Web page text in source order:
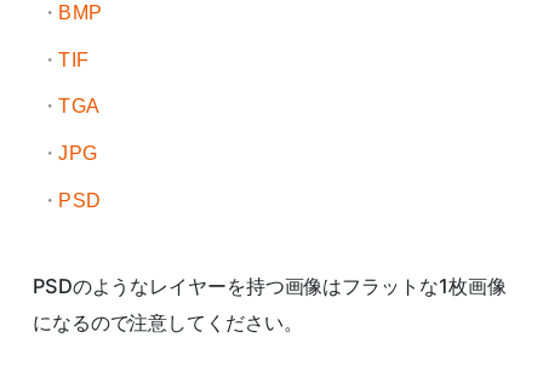
BMP
TIF
TGA
JPG
PSD
PSDのようなレイヤーを持つ画像はフラットな1枚画像
になるので注意してください。